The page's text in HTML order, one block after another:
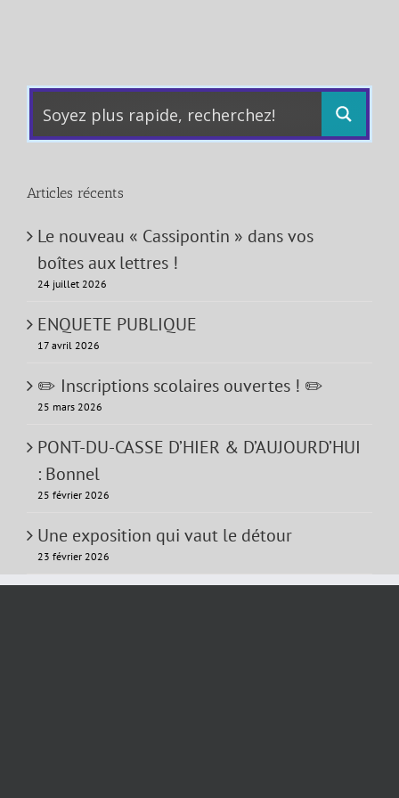
Articles récents
Le nouveau « Cassipontin » dans vos
boîtes aux lettres !
24 juillet 2026
ENQUETE PUBLIQUE
17 avril 2026
✏️ Inscriptions scolaires ouvertes ! ✏️
25 mars 2026
PONT-DU-CASSE D’HIER & D’AUJOURD’HUI
: Bonnel
25 février 2026
Une exposition qui vaut le détour
23 février 2026